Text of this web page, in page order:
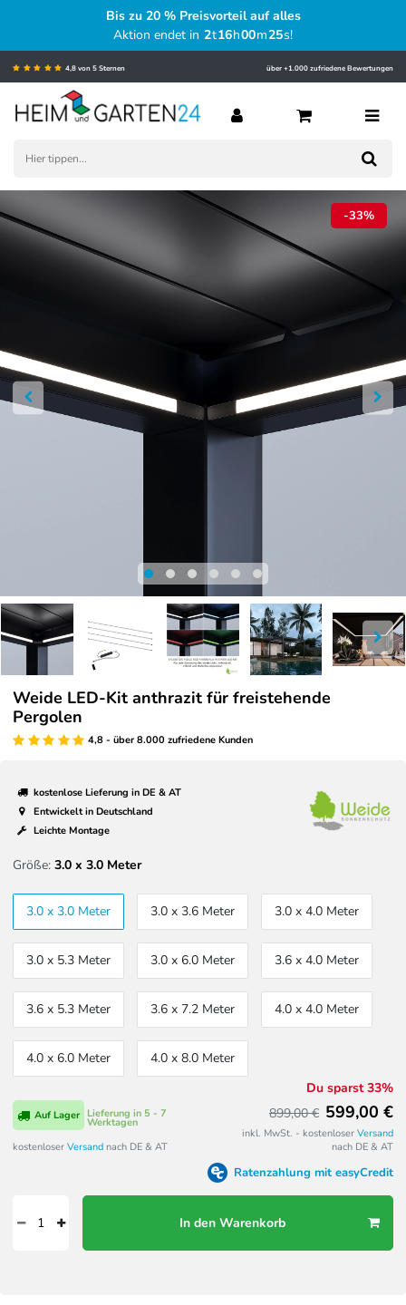
Bis zu 20 % Preisvorteil auf alles
Aktion endet in 2t16h00m25s!
4,8 von 5 Sternen über +1.000 zufriedene Bewertungen
-33%
Weide LED-Kit anthrazit für freistehende
Pergolen
4,8 - über 8.000 zufriedene Kunden
kostenlose Lieferung in DE & AT
Entwickelt in Deutschland
Leichte Montage
Größe: 3.0 x 3.0 Meter
3.0 x 3.0 Meter 3.0 x 3.6 Meter 3.0 x 4.0 Meter
3.0 x 5.3 Meter 3.0 x 6.0 Meter 3.6 x 4.0 Meter
3.6 x 5.3 Meter 3.6 x 7.2 Meter 4.0 x 4.0 Meter
4.0 x 6.0 Meter 4.0 x 8.0 Meter
Lieferung in 5 - 7
Werktagen
Auf Lager
kostenloser Versand nach DE & AT
Du sparst 33%
899,00 € 599,00 €
inkl. MwSt. - kostenloser Versand
nach DE & AT
Ratenzahlung mit easyCredit
In den Warenkorb